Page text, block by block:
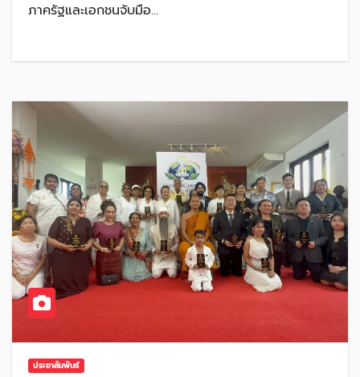
ภาครัฐและเอกชนจับมือ…
ประชาสัมพันธ์